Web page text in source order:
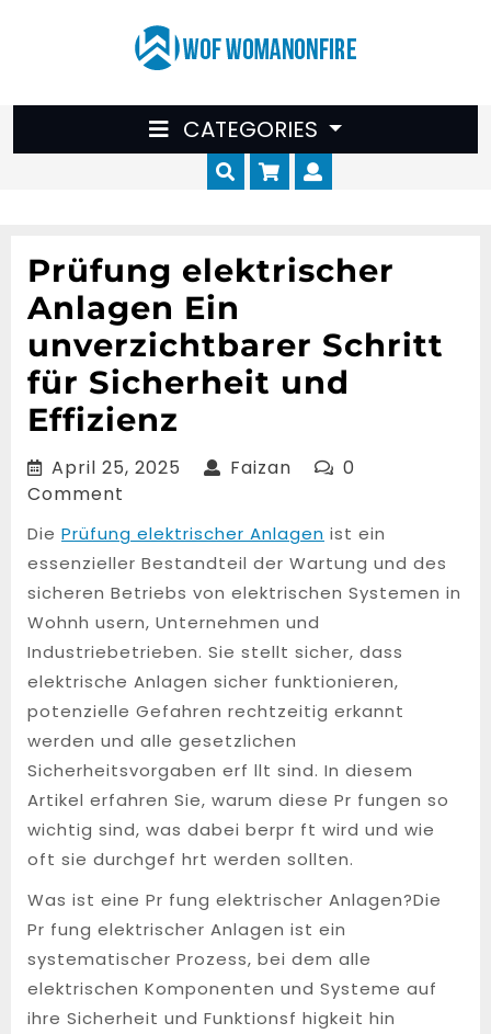
CATEGORIES
Cart
Prüfung elektrischer
Anlagen Ein
unverzichtbarer Schritt
für Sicherheit und
Effizienz
April 25, 2025 April Faizan Faizan
0
Comment
Die Prüfung elektrischer Anlagen ist ein
essenzieller Bestandteil der Wartung und des
sicheren Betriebs von elektrischen Systemen in
Wohnh usern, Unternehmen und
Industriebetrieben. Sie stellt sicher, dass
elektrische Anlagen sicher funktionieren,
potenzielle Gefahren rechtzeitig erkannt
werden und alle gesetzlichen
Sicherheitsvorgaben erf llt sind. In diesem
Artikel erfahren Sie, warum diese Pr fungen so
wichtig sind, was dabei berpr ft wird und wie
oft sie durchgef hrt werden sollten.
Was ist eine Pr fung elektrischer Anlagen?Die
Pr fung elektrischer Anlagen ist ein
systematischer Prozess, bei dem alle
elektrischen Komponenten und Systeme auf
ihre Sicherheit und Funktionsf higkeit hin